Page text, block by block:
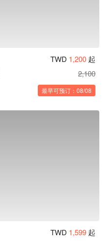
TWD 1,200 起
2,100
最早可预订：08/08
TWD 1,599 起